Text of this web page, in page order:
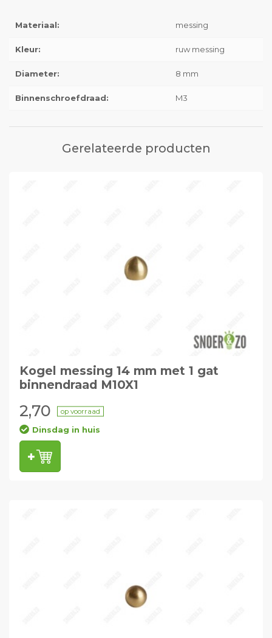
Materiaal: messing
Kleur: ruw messing
Diameter: 8 mm
Binnenschroefdraad: M3
Gerelateerde producten
Kogel messing 14 mm met 1 gat
binnendraad M10X1
2,70 op voorraad
Dinsdag in huis